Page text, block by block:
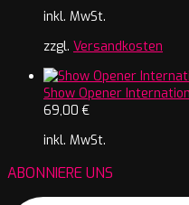
inkl. MwSt.
zzgl. Versandkosten
Show Opener
69,00 €
inkl. MwSt.
ABONNIERE UNS